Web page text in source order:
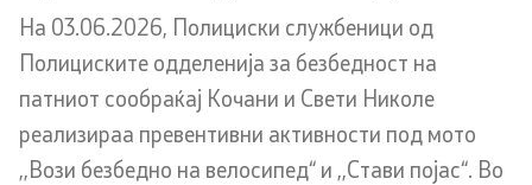
Упатство и постапка за одделни права (барања) на
Сообраќај
Полагање возачки испит
На 03.06.2026, Полициски службеници од
Полициските одделенија за безбедност на
патниот сообраќај Кочани и Свети Николе
реализираа превентивни активности под мото
,,Вози безбедно на велосипед“ и ,,Стави појас“. Во